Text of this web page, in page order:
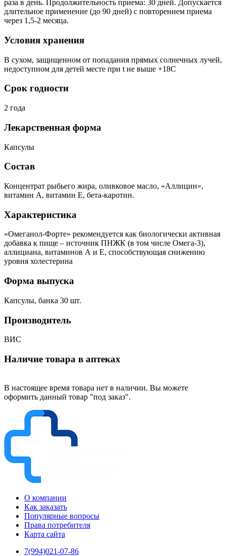
раза в день. Продолжительность приема: 30 дней. Допускается
длительное применение (до 90 дней) с повторением приема
через 1,5-2 месяца.
Условия хранения
В сухом, защищенном от попадания прямых солнечных лучей,
недоступном для детей месте при t не выше +18С
Срок годности
2 года
Лекарственная форма
Капсулы
Состав
Концентрат рыбьего жира, оливковое масло, «Аллицин»,
витамин А, витамин Е, бета-каротин.
Характеристика
«Омеганол-Форте» рекомендуется как биологически активная
добавка к пище – источник ПНЖК (в том числе Омега-3),
аллициана, витаминов А и Е, способствующая снижению
уровня холестерина
Форма выпуска
Капсулы, банка 30 шт.
Производитель
ВИС
Наличие товара в аптеках
В настоящее время товара нет в наличии. Вы можете
оформить данный товар "под заказ".
О компании
Как заказать
Популярные вопросы
Права потребителя
Карта сайта
7(994)021-07-86